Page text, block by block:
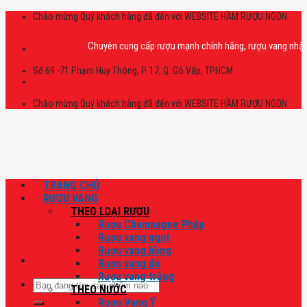
Skip
Chào mừng Quý khách hàng đã đến với WEBSITE HẦM RƯỢU NGON
Chuyên cung cấp rượu mạnh chính hãng, rượu vang nhập
Số 69 -71 Phạm Huy Thông, P. 17, Q. Gò Vấp, TPHCM
Chào mừng Quý khách hàng đã đến với WEBSITE HẦM RƯỢU NGON
Tìm
kiếm:
TRANG CHỦ
RƯỢU VANG
THEO LOẠI RƯỢU
Rượu Champagne Pháp
Rượu vang ngọt
Rượu vang hồng
Rượu vang đỏ
Rượu vang trắng
THEO NƯỚC
Rượu Vang Ý